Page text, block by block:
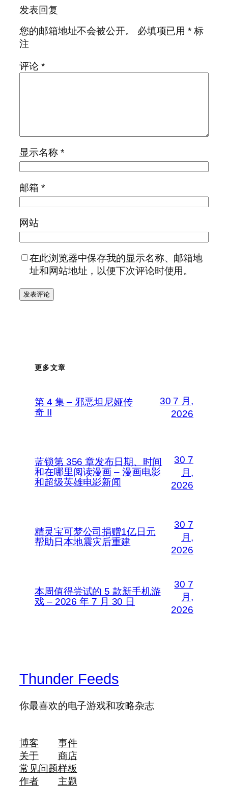
发表回复
您的邮箱地址不会被公开。
必填项已用* 标
注
评论 *
显示名称 *
邮箱 *
网站
在此浏览器中保存我的显示名称、邮箱地
址和网站地址，以便下次评论时使用。
更多文章
第 4 集 – 邪恶坦尼娅传
奇 II
30 7 月,
2026
蓝锁第 356 章发布日期、时间
和在哪里阅读漫画 – 漫画电影
和超级英雄电影新闻
30 7
月,
2026
精灵宝可梦公司捐赠1亿日元
帮助日本地震灾后重建
30 7
月,
2026
本周值得尝试的 5 款新手机游
戏 – 2026 年 7 月 30 日
30 7
月,
2026
Thunder Feeds
你最喜欢的电子游戏和攻略杂志
博客
关于
常见问题
作者
事件
商店
样板
主题